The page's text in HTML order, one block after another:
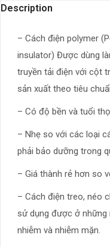
Description
– Cách điện polymer
insulator) Được dùng
truyền tải điện với cột
sản xuất theo tiêu
– Có độ bền và tuổi
– Nhẹ so với các loại
phải bảo dưỡng trong
– Giá thành rẻ hơn so
– Cách điện treo, néo
sử dụng được ở
nhiễm và nhiễm mặn.